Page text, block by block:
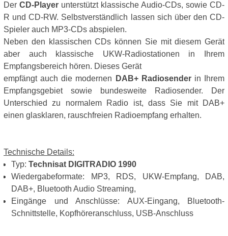
Der CD-Player unterstützt klassische Audio-CDs, sowie CD-
R und CD-RW. Selbstverständlich lassen sich über den CD-
Spieler auch MP3-CDs abspielen.
Neben den klassischen CDs können Sie mit diesem Gerät
aber auch klassische UKW-Radiostationen in Ihrem
Empfangsbereich hören. Dieses Gerät
empfängt auch die modernen
DAB+ Radiosenderin Ihrem
Empfangsgebiet sowie bundesweite Radiosender. Der
Unterschied zu normalem Radio ist, dass Sie mit DAB+
einen glasklaren, rauschfreien Radioempfang erhalten.
Technische Details:
Typ: Technisat DIGITRADIO 1990
Wiedergabeformate: MP3, RDS, UKW-Empfang, DAB,
DAB+, Bluetooth Audio Streaming,
Eingänge und Anschlüsse: AUX-Eingang, Bluetooth-
Schnittstelle, Kopfhöreranschluss, USB-Anschluss